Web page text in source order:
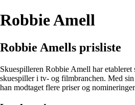
Robbie Amell
Robbie Amells prisliste
Skuespilleren Robbie Amell har etableret
skuespiller i tv- og filmbranchen. Med
han modtaget flere priser og